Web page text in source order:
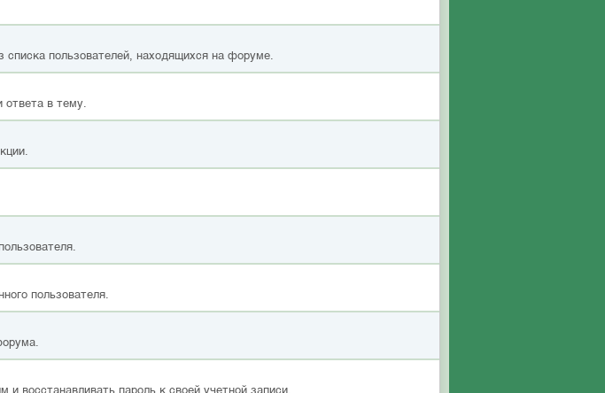
пользователей, находящихся на форуме.
ответа в тему.
пользователя.